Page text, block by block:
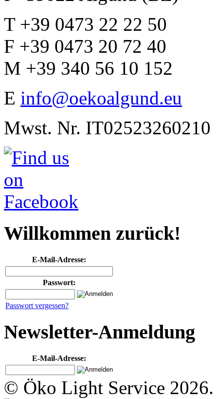
T +39 0473 22 22 50
F +39 0473 20 72 40
M +39 340 56 10 152
E info@oekoalgund.eu
Mwst. Nr. IT02523260210
Willkommen zurück!
E-Mail-Adresse:
Passwort:
Passwort vergessen?
Newsletter-Anmeldung
E-Mail-Adresse:
© Öko Light Service 2026.